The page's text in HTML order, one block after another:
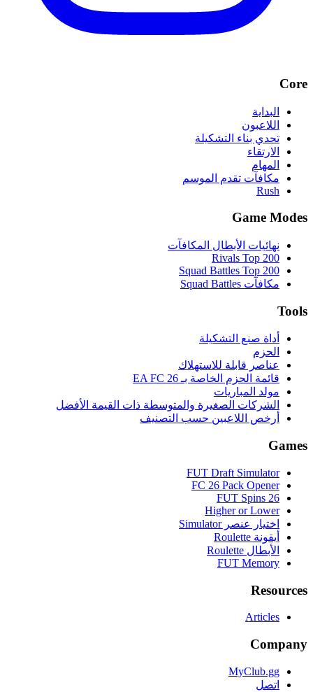
Core
البداية
اللاعبون
تحدي بناء التشكيلة
الارتقاء
المهام
مكافآت تقدم الموسم
Rush
Game Modes
نهائيات الأبطال المكافآت
Rivals Top 200
Squad Battles Top 200
مكافآت Squad Battles
Tools
أداة صنع التشكيلة
الحزم
عناصر قابلة للاستهلاك
قائمة الحزم الخاصة بـ EA FC 26
مولد المباريات
الشركات الصغيرة والمتوسطة ذات القيمة الأفضل
أرخص اللاعبين حسب التصنيف
Games
FUT Draft Simulator
FC 26 Pack Opener
FUT Spins 26
Higher or Lower
اختيار عنصر Simulator
أيقونة Roulette
الأبطال Roulette
FUT Memory
Resources
Articles
Company
MyClub.gg
اتصل